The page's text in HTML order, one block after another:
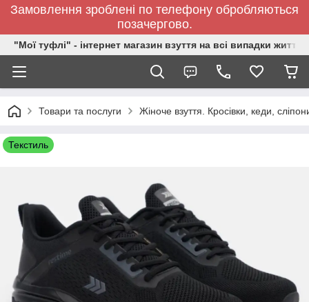
Замовлення зроблені по телефону обробляються
позачергово.
"Мої туфлі" - інтернет магазин взуття на всі випадки життя.
Товари та послуги Жіноче взуття. Кросівки, кеди,
Текстиль